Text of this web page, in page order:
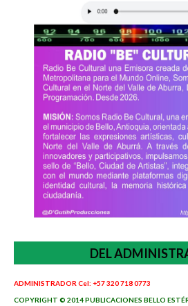
DEL
ADMINISTRADOR Cel: +57 320 718 0773
COPYRIGHT © 2014 PUBLICACIONES BELLO